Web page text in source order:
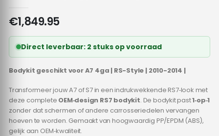
€1,849.95
Direct leverbaar: 2 stuks op voorraad
Bodykit geschikt voor A7 4ga | RS-Style | 2010-2014 |
Transformeer jouw A7 of S7 in een indrukwekkende RS7‑look met
deze complete OEM‑design RS7 bodykit. De bodykit past1‑op‑1
zonder dat schermen of andere carrosseriedelen vervangen
hoeven te worden. Gemaakt van hoogwaardig PP/EPDM (ABS),
gelijk aan OEM‑kwaliteit.